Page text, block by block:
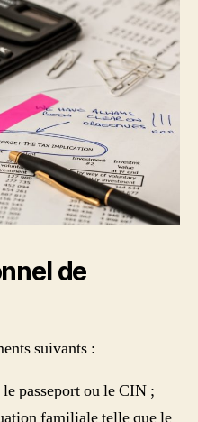
de
suivants :
passeport ou le CIN ;